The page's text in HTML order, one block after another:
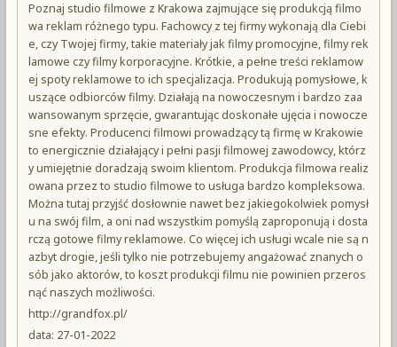
Poznaj studio filmowe z Krakowa zajmujące się produkcją filmo
wa reklam różnego typu. Fachowcy z tej firmy wykonają dla Ciebi
e, czy Twojej firmy, takie materiały jak filmy promocyjne, filmy rek
lamowe czy filmy korporacyjne. Krótkie, a pełne treści reklamow
ej spoty reklamowe to ich specjalizacja. Produkują pomysłowe, k
uszące odbiorców filmy. Działają na nowoczesnym i bardzo zaa
wansowanym sprzęcie, gwarantując doskonałe ujęcia i nowocze
sne efekty. Producenci filmowi prowadzący tą firmę w Krakowie
to energicznie działający i pełni pasji filmowej zawodowcy, którz
y umiejętnie doradzają swoim klientom. Produkcja filmowa realiz
owana przez to studio filmowe to usługa bardzo kompleksowa.
Można tutaj przyjść dosłownie nawet bez jakiegokolwiek pomysł
u na swój film, a oni nad wszystkim pomyślą zaproponują i dosta
rczą gotowe filmy reklamowe. Co więcej ich usługi wcale nie są n
azbyt drogie, jeśli tylko nie potrzebujemy angażować znanych o
sób jako aktorów, to koszt produkcji filmu nie powinien przeros
nąć naszych możliwości.
http://grandfox.pl/
data: 27-01-2022